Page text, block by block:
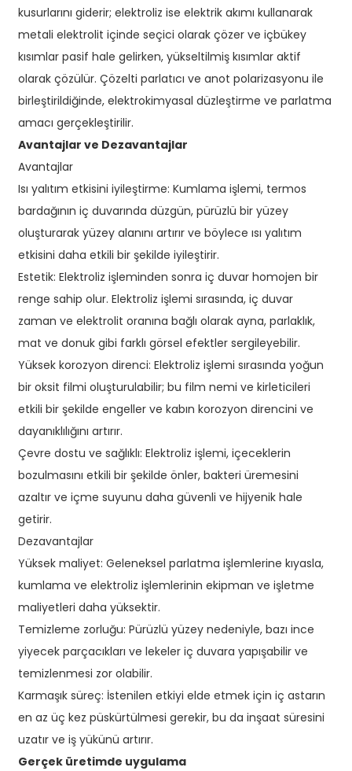
kusurlarını giderir; elektroliz ise elektrik akımı kullanarak
metali elektrolit içinde seçici olarak çözer ve içbükey
kısımlar pasif hale gelirken, yükseltilmiş kısımlar aktif
olarak çözülür. Çözelti parlatıcı ve anot polarizasyonu ile
birleştirildiğinde, elektrokimyasal düzleştirme ve parlatma
amacı gerçekleştirilir.
Avantajlar ve Dezavantajlar
Avantajlar
Isı yalıtım etkisini iyileştirme: Kumlama işlemi, termos
bardağının iç duvarında düzgün, pürüzlü bir yüzey
oluşturarak yüzey alanını artırır ve böylece ısı yalıtım
etkisini daha etkili bir şekilde iyileştirir.
Estetik: Elektroliz işleminden sonra iç duvar homojen bir
renge sahip olur. Elektroliz işlemi sırasında, iç duvar
zaman ve elektrolit oranına bağlı olarak ayna, parlaklık,
mat ve donuk gibi farklı görsel efektler sergileyebilir.
Yüksek korozyon direnci: Elektroliz işlemi sırasında yoğun
bir oksit filmi oluşturulabilir; bu film nemi ve kirleticileri
etkili bir şekilde engeller ve kabın korozyon direncini ve
dayanıklılığını artırır.
Çevre dostu ve sağlıklı: Elektroliz işlemi, içeceklerin
bozulmasını etkili bir şekilde önler, bakteri üremesini
azaltır ve içme suyunu daha güvenli ve hijyenik hale
getirir.
Dezavantajlar
Yüksek maliyet: Geleneksel parlatma işlemlerine kıyasla,
kumlama ve elektroliz işlemlerinin ekipman ve işletme
maliyetleri daha yüksektir.
Temizleme zorluğu: Pürüzlü yüzey nedeniyle, bazı ince
yiyecek parçacıkları ve lekeler iç duvara yapışabilir ve
temizlenmesi zor olabilir.
Karmaşık süreç: İstenilen etkiyi elde etmek için iç astarın
en az üç kez püskürtülmesi gerekir, bu da inşaat süresini
uzatır ve iş yükünü artırır.
Gerçek üretimde uygulama